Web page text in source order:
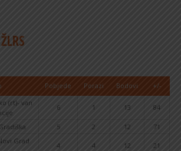
Pobjede Porazi Bodovi +/-
(rt)- van
6 1 13 84
5 2 12 71
Grad
4 4 12 21